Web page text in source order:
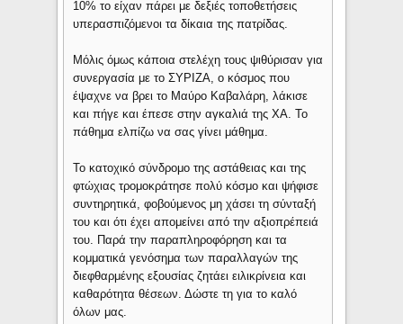
10% το είχαν πάρει με δεξιές τοποθετήσεις
υπερασπιζόμενοι τα δίκαια της πατρίδας.
Μόλις όμως κάποια στελέχη τους ψιθύρισαν για
συνεργασία με το ΣΥΡΙΖΑ, ο κόσμος που
έψαχνε να βρει το Μαύρο Καβαλάρη, λάκισε
και πήγε και έπεσε στην αγκαλιά της ΧΑ. Το
πάθημα ελπίζω να σας γίνει μάθημα.
Το κατοχικό σύνδρομο της αστάθειας και της
φτώχιας τρομοκράτησε πολύ κόσμο και ψήφισε
συντηρητικά, φοβούμενος μη χάσει τη σύνταξή
του και ότι έχει απομείνει από την αξιοπρέπειά
του. Παρά την παραπληροφόρηση και τα
κομματικά γενόσημα των παραλλαγών της
διεφθαρμένης εξουσίας ζητάει ειλικρίνεια και
καθαρότητα θέσεων. Δώστε τη για το καλό
όλων μας.